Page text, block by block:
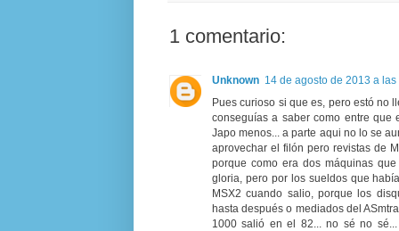
1 comentario:
Unknown 14 de agosto de 2013 a las
Pues curioso si que es, pero estó no
conseguías a saber como entre
Japo menos... a parte aqui no lo se
aprovechar el filón pero revistas de
porque como era dos máquinas
gloria, pero por los sueldos que
MSX2 cuando salio, porque los
hasta después o mediados del
1000 salió en el 82... no sé no